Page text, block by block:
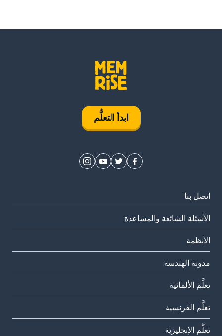
ابدأ التعلُّم
اتصل بنا
الأسئلة الشائعة والمساعدة
الأنظمة
مدونة الهندسة
تعلَّم الألمانية
تعلَّم الفرنسية
تعلَّم الإنجليزية